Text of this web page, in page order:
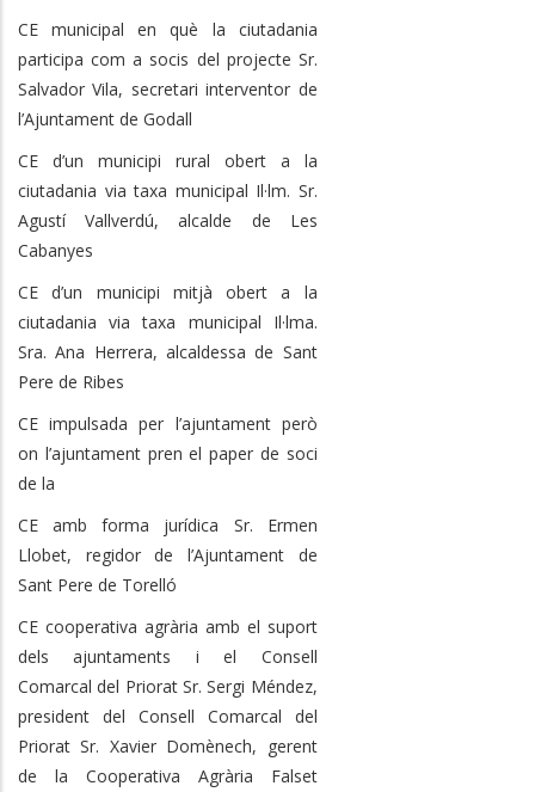
CE municipal en què la ciutadania
participa com a socis del projecte Sr.
Salvador Vila, secretari interventor de
l’Ajuntament de Godall
CE d’un municipi rural obert a la
ciutadania via taxa municipal Il·lm. Sr.
Agustí Vallverdú, alcalde de Les
Cabanyes
CE d’un municipi mitjà obert a la
ciutadania via taxa municipal Il·lma.
Sra. Ana Herrera, alcaldessa de Sant
Pere de Ribes
CE impulsada per l’ajuntament però
on l’ajuntament pren el paper de soci
de la
CE amb forma jurídica Sr. Ermen
Llobet, regidor de l’Ajuntament de
Sant Pere de Torelló
CE cooperativa agrària amb el suport
dels ajuntaments i el Consell
Comarcal del Priorat Sr. Sergi Méndez,
president del Consell Comarcal del
Priorat Sr. Xavier Domènech, gerent
de la Cooperativa Agrària Falset